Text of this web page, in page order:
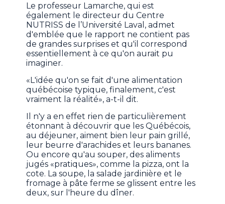
Le professeur Lamarche, qui est
également le directeur du Centre
NUTRISS de l’Université Laval, admet
d'emblée que le rapport ne contient pas
de grandes surprises et qu'il correspond
essentiellement à ce qu'on aurait pu
imaginer.
«L'idée qu'on se fait d'une alimentation
québécoise typique, finalement, c'est
vraiment la réalité», a-t-il dit.
Il n'y a en effet rien de particulièrement
étonnant à découvrir que les Québécois,
au déjeuner, aiment bien leur pain grillé,
leur beurre d'arachides et leurs bananes.
Ou encore qu'au souper, des aliments
jugés «pratiques», comme la pizza, ont la
cote. La soupe, la salade jardinière et le
fromage à pâte ferme se glissent entre les
deux, sur l'heure du dîner.